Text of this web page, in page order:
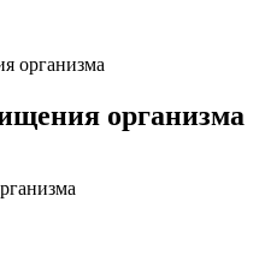
организма
организма